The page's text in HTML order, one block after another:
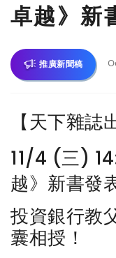
卓越》新
推廣新聞稿
【天下雜誌
11/4 (三)
越》新書發
投資銀行教
囊相授！